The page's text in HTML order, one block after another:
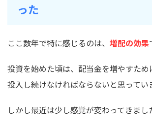
った
ここ数年で特に感じるのは、 増配の効果
投資を始めた頃は、配当金を増やすため
投入し続けなければならないと思ってい
しかし最近は少し感覚が変わってきまし